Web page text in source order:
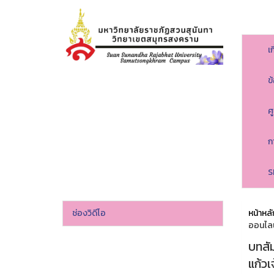
ช่องวิดีโอ หน้าห
ออนไ
บทสั
แก้ว